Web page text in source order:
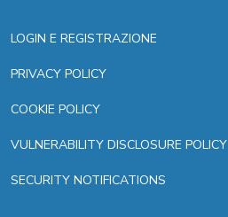
LOGIN E REGISTRAZIONE
PRIVACY POLICY
COOKIE POLICY
VULNERABILITY DISCLOSURE POLICY
SECURITY NOTIFICATIONS